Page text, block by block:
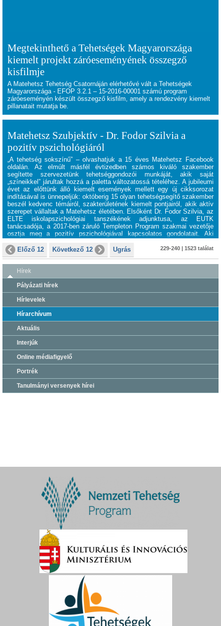
Megtekinthető a Tehetségek Magyarországa
kiemelt projekt záróeseményének összegző
kisfilmje
A Matehetsz Tehetség Csatornáján elérhetővé vált a Tehetségek
Magyarországa - EFOP 3.2.1 – 15-2016-00001 számú program
záróeseményén készült összegző kisfilm, amely a rendezvény kiemelt
pillanatait mutatja be.
Matehetsz Szubjektív - Dr. Fodor Szilvia a
pozitív pszichológiáról
„A tehetség sokszínű” – olvashatjuk a 15 éves Matehetsz Facebook
oldalán. Az elmúlt másfél évtizedben számos kiváló szakember
segítette szervezetünk tehetséggondozói munkáját, akik saját
„színeikkel” járultak hozzá a paletta változatossá tételéhez. A jubileumi
évet az előttünk álló kiemelt események mellett egy új cikksorozat
indításával is ünnepeljük: októberig 15 olyan tehetségsegítő szakember
beszél kedvenc témáiról, szakterületének kiemelt pontjairól, akik aktív
szerepet vállaltak a Matehetsz életében. Elsőként Dr. Fodor Szilvia, az
ELTE iskolapszichológiai tanszékének adjunktusa, az EUTK
tanácsadója, a 2017-ben záruló Templeton Program szakmai vezetője
osztja meg a pozitív pszichológiával kapcsolatos gondolatait. Aki
Tehetségközpont igazgatója.
Előző 12 Következő 12 Ugrás 229-240 | 1523 találat
Hírek
Pályázati hírek
Hírlevelek
Hírarchívum
Aktuális
Interjúk
Online médiafigyelő
Portrék
Tanulmányi versenyek hírei